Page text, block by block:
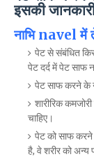
इसकी
नाभि navel में
पेट से संबंधित
पेट दर्द में पेट साफ
पेट साफ करने के
शारीरिक
चाहिए।
पेट को साफ करने
है, वे शरीर को अन्य